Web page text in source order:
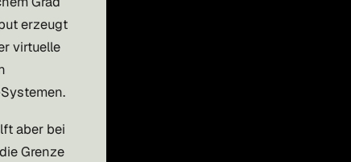
erzeugt
virtuelle
aber bei
Grenze